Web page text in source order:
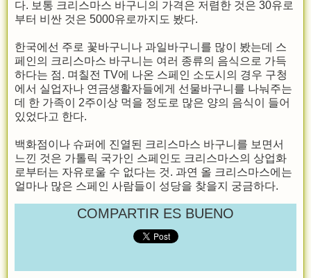
다. 보통 크리스마스 바구니의 가격은 저렴한 것은 30유로
부터 비싼 것은 5000유로까지도 봤다.
한국에선 주로 꽃바구니나 과일바구니를 많이 봤는데 스
페인의 크리스마스 바구니는 여러 종류의 음식으로 가득
하다는 점. 며칠전 TV에 나온 스페인 소도시의 경우 구청
에서 실업자나 연금생활자들에게 선물바구니를 나눠주는
데 한 가족이 2주이상 먹을 정도로 많은 양의 음식이 들어
있었다고 한다.
백화점이나 슈퍼에 진열된 크리스마스 바구니를 보면서
느낀 것은 가톨릭 국가인 스페인도 크리스마스의 상업화
로부터는 자유로울 수 없다는 것. 과연 올 크리스마스에는
얼마나 많은 스페인 사람들이 성당을 찾을지 궁금하다.
COMPARTIR ES BUENO